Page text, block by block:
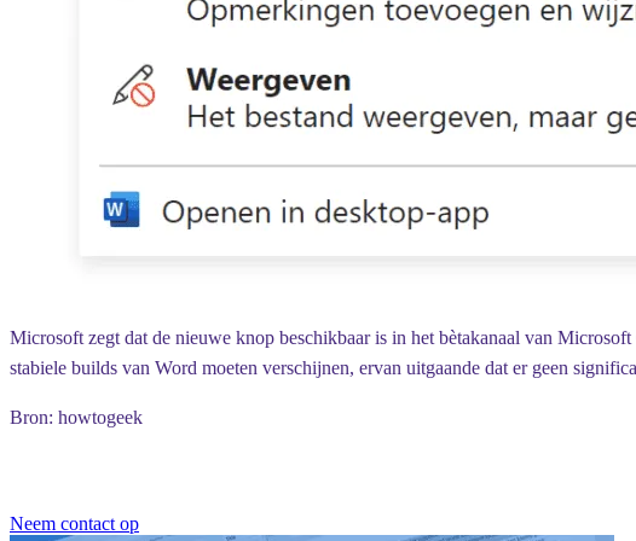
Microsoft zegt dat de nieuwe knop beschikbaar is in het bètakanaal van
stabiele builds van Word moeten verschijnen, ervan uitgaande dat er geen
Bron: howtogeek
Neem contact op